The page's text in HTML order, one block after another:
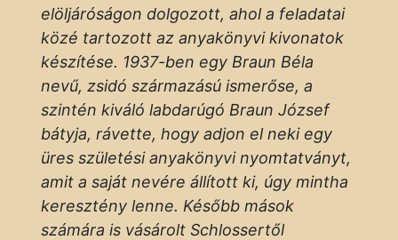
elöljáróságon dolgozott, ahol a feladatai
közé tartozott az anyakönyvi kivonatok
készítése. 1937-ben egy Braun Béla
nevű, zsidó származású ismerőse, a
szintén kiváló labdarúgó Braun József
bátyja, rávette, hogy adjon el neki egy
üres születési anyakönyvi nyomtatványt,
amit a saját nevére állított ki, úgy mintha
keresztény lenne. Később mások
számára is vásárolt Schlossertől